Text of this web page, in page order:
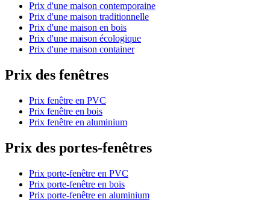
Prix d'une maison contemporaine
Prix d'une maison traditionnelle
Prix d'une maison en bois
Prix d'une maison écologique
Prix d'une maison container
Prix des fenêtres
Prix fenêtre en PVC
Prix fenêtre en bois
Prix fenêtre en aluminium
Prix des portes-fenêtres
Prix porte-fenêtre en PVC
Prix porte-fenêtre en bois
Prix porte-fenêtre en aluminium